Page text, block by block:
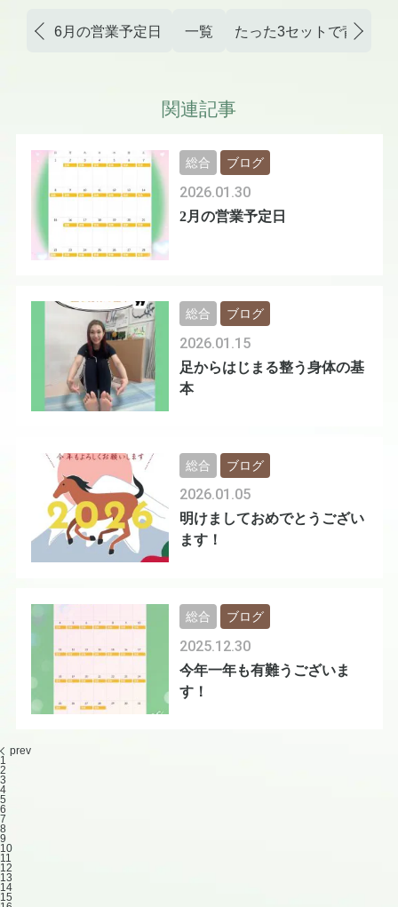
6月の営業予定日 一覧 たった3セットで背中痩
関連記事
2月の営業予定日
2026.01.30
総合 ブログ
足からはじまる整う身体の基
本
2026.01.15
総合 ブログ
明けましておめでとうござい
ます！
2026.01.05
総合 ブログ
今年一年も有難うございま
す！
2025.12.30
総合 ブログ
prev
1
2
3
4
5
6
7
8
9
10
11
12
13
14
15